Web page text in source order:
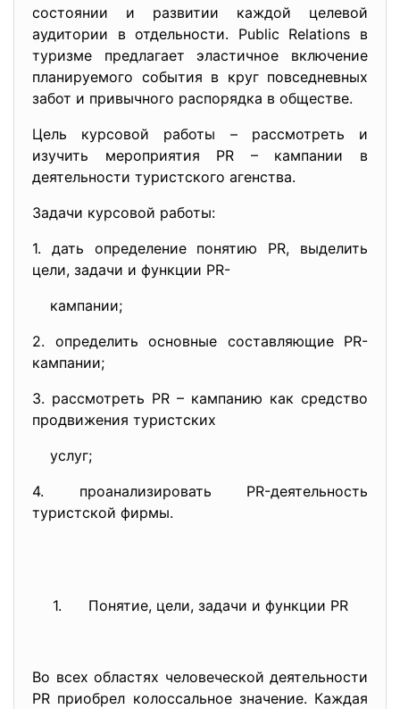
состоянии и развитии каждой целевой
аудитории в отдельности. Public Relations в
туризме предлагает эластичное включение
планируемого события в круг повседневных
забот и привычного распорядка в обществе.
Цель курсовой работы – рассмотреть и
изучить мероприятия PR – кампании в
деятельности туристского агенства.
Задачи курсовой работы:
1. дать определение понятию PR, выделить
цели, задачи и функции PR-
кампании;
2. определить основные составляющие PR-
кампании;
3. рассмотреть PR – кампанию как средство
продвижения туристских
услуг;
4. проанализировать PR-деятельность
туристской фирмы.
1. Понятие, цели, задачи и функции PR
Во всех областях человеческой деятельности
PR приобрел колоссальное значение. Каждая